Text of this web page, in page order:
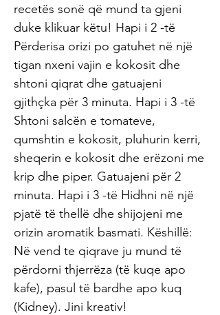
recetës sonë që mund ta gjeni
duke klikuar këtu! Hapi i 2 -të
Përderisa orizi po gatuhet në një
tigan nxeni vajin e kokosit dhe
shtoni qiqrat dhe gatuajeni
gjithçka për 3 minuta. Hapi i 3 -të
Shtoni salcën e tomateve,
qumshtin e kokosit, pluhurin kerri,
sheqerin e kokosit dhe erëzoni me
krip dhe piper. Gatuajeni për 2
minuta. Hapi i 3 -të Hidhni në një
pjatë të thellë dhe shijojeni me
orizin aromatik basmati. Këshillë:
Në vend te qiqrave ju mund të
përdorni thjerrëza (të kuqe apo
kafe), pasul të bardhe apo kuq
(Kidney). Jini kreativ!